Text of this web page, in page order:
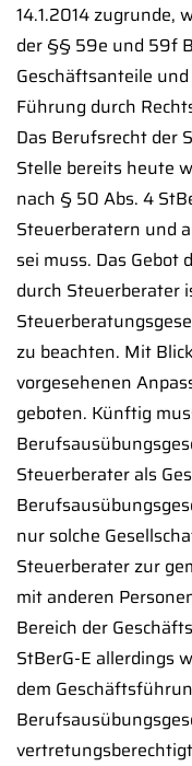
14.1.2014 zugrunde,
der §§ 59e und 59f
Geschäftsanteile
Führung durch
Das Berufsrecht der
Stelle bereits heute
nach § 50 Abs. 4
Steuerberatern und
sei muss. Das
durch Steuerberater
zu beachten. Mit
vorgesehenen
geboten. Künftig
Steuerberater als
nur solche
Steuerberater zur
mit anderen
Bereich der
StBerG-E allerdings
dem